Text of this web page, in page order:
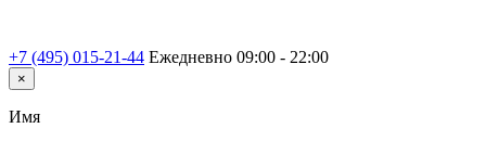
+7 (495) 015-21-44 Ежедневно 09:00 - 22:00
×
Имя